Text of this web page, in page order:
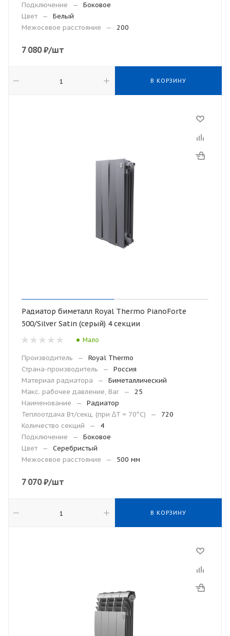
Подключение
—
Боковое
Цвет
—
Белый
Межосевое расстояние
— 200
7 080₽/шт
В КОРЗИНУ
Радиатор биметалл Royal Thermo PianoForte
500/Silver Satin (серый) 4 секции
Мало
Производитель —
Royal Thermo
Страна-производитель
—
Россия
Материал радиатора
—
Биметаллический
Макс. рабочее давление, Bar
—
25
Наименование
—
Радиатор
Теплоотдача Вт/секц. (при ∆T = 70°C)
—
720
Количество секций
—
4
Подключение
—
Боковое
Цвет
—
Cеребристый
Межосевое расстояние
— 500 мм
7 070₽/шт
В КОРЗИНУ